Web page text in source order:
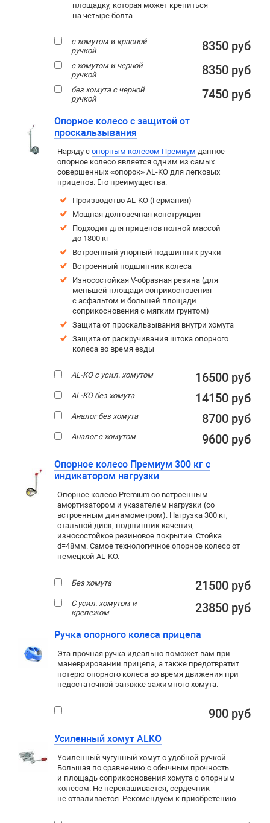
площадку, которая может крепиться
на четыре болта
с хомутом и красной
ручкой
8350 руб
с хомутом и черной
ручкой
8350 руб
без хомута с черной
ручкой
7450 руб
Опорное колесо с защитой от
проскальзывания
Наряду с опорным колесом Премиум данное
опорное колесо является одним из самых
совершенных «опорок» AL-KO для легковых
прицепов. Его преимущества:
Производство AL-KO (Германия)
Мощная долговечная конструкция
Подходит для прицепов полной массой
до 1800 кг
Встроенный упорный подшипник ручки
Встроенный подшипник колеса
Износостойкая V-образная резина (для
меньшей площади соприкосновения
с асфальтом и большей площади
соприкосновения с мягким грунтом)
Защита от проскальзывания внутри хомута
Защита от раскручивания штока опорного
колеса во время езды
AL-KO с усил. хомутом 16500 руб
AL-KO без хомута 14150 руб
Аналог без хомута 8700 руб
Аналог с хомутом 9600 руб
Опорное колесо Премиум 300 кг с
индикатором нагрузки
Опорное колесо Premium со встроенным
амортизатором и указателем нагрузки (со
встроенным динамометром). Нагрузка 300 кг,
стальной диск, подшипник качения,
износостойкое резиновое покрытие. Стойка
d=48мм. Самое технологичное опорное колесо от
немецкой AL-KO.
Без хомута 21500 руб
С усил. хомутом и
крепежом
23850 руб
Ручка опорного колеса прицепа
Эта прочная ручка идеально поможет вам при
маневрировании прицепа, а также предотвратит
потерю опорного колеса во время движения при
недостаточной затяжке зажимного хомута.
900 руб
Усиленный хомут ALKO
Усиленный чугунный хомут с удобной ручкой.
Большая по сравнению с обычным прочность
и площадь соприкосновения хомута с опорным
колесом. Не перекашивается, сердечник
не отваливается. Рекомендуем к приобретению.